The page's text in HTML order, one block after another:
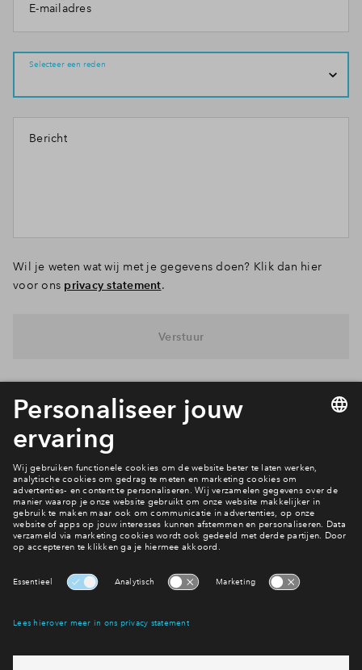
E-mailadres
Selecteer een reden
Bericht
Wil je weten wat wij met je gegevens doen? Klik dan hier
voor ons privacy statement.
Verstuur
Interesse? Meld je dan snel aan
Hiermee blijf je op de hoogte van het belangrijkste nieuws en
eventuele projecten
Ja, ik wil mij aanmelden
712 27 42
6 dagen per week beschikbaar (behalve tijdens